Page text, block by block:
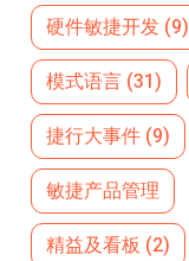
硬件敏捷开发 (9)
模式语言 (31)
捷行大事件 (9)
敏捷产品管理
精益及看板 (2)